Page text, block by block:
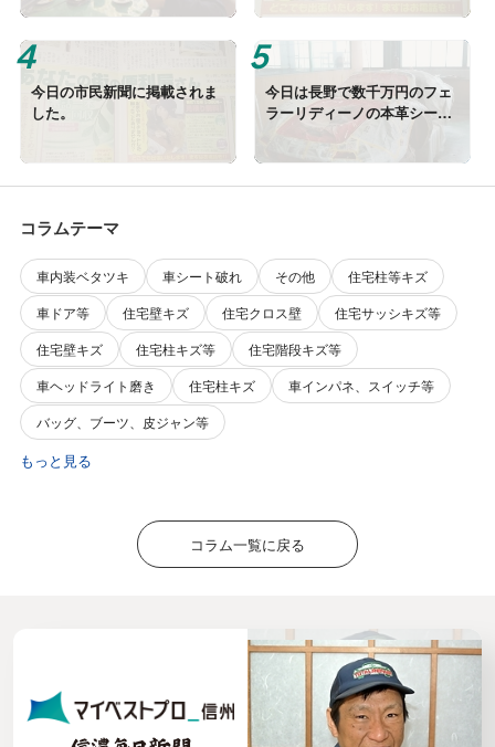
今日の市民新聞に掲載されま
した。
今日は長野で数千万円のフェ
ラーリディーノの本革シート
コラムテーマ
車内装ベタツキ 車シート破れ その他
住宅柱等キズ
車ドア等
住宅壁キズ 住宅クロス壁
住宅サッシキズ等
住宅壁キズ
住宅柱キズ等
住宅階段キズ等
車ヘッドライト磨き
住宅柱キズ
車インパネ、スイッチ等
バッグ、ブーツ、皮ジャン等
もっと見る
コラム一覧に戻る